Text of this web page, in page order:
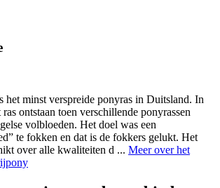
het minst verspreide ponyras in Duitsland. In
ontstaan toen verschillende ponyrassen
volbloeden. Het doel was een
te fokken en dat is de fokkers gelukt. Het
over alle kwaliteiten d ... Meer over het